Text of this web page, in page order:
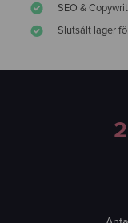
SEO &
Slutsålt lager